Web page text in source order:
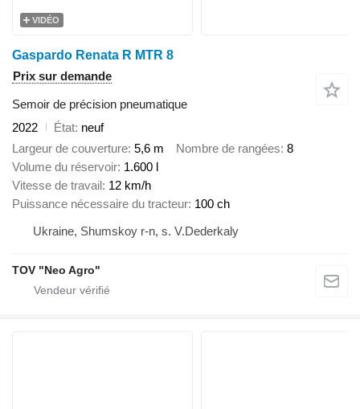
VIDÉO
Gaspardo Renata R MTR 8
Prix sur demande
Semoir de précision pneumatique
2022
État neuf
Largeur de couverture 5,6 m Nombre de rangées 8
Volume du réservoir 1.600 l
Vitesse de travail 12 km/h
Puissance nécessaire du tracteur 100 ch
Ukraine, Shumskoy r-n, s. V.Dederkaly
TOV "Neo Agro"